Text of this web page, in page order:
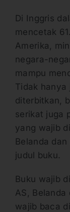
Di Inggris
mencetak
Amerika,
negara-
mampu
Tidak hanya
diterbitkan,
serikat juga
yang wajib
Belanda
judul buku.
Buku wajib
AS, Belanda
wajib baca